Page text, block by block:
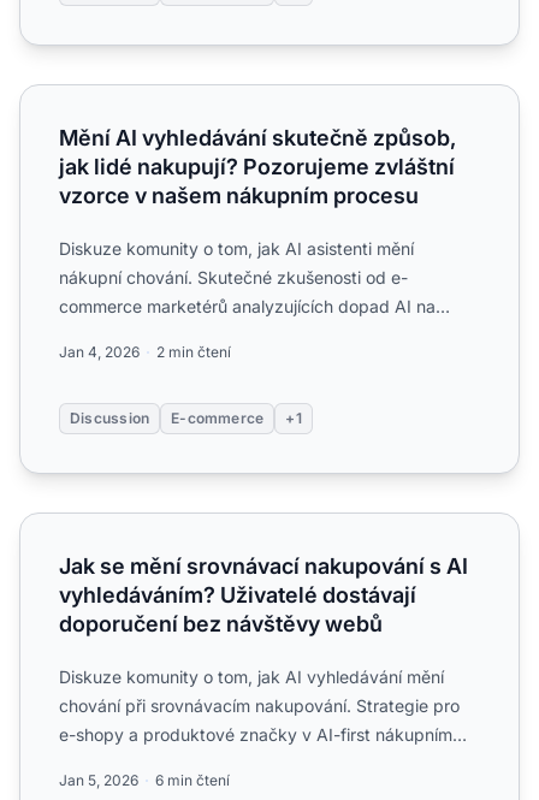
Mění AI vyhledávání skutečně způsob, jak lidé nakupují?
Mění AI vyhledávání skutečně způsob,
jak lidé nakupují? Pozorujeme zvláštní
vzorce v našem nákupním procesu
Diskuze komunity o tom, jak AI asistenti mění
nákupní chování. Skutečné zkušenosti od e-
commerce marketérů analyzujících dopad AI na
Jan 4, 2026 2 min čtení
Discussion E-commerce +1
Jak se mění srovnávací nakupování s AI vyhledáváním?
Jak se mění srovnávací nakupování s AI
vyhledáváním? Uživatelé dostávají
doporučení bez návštěvy webů
Diskuze komunity o tom, jak AI vyhledávání mění
chování při srovnávacím nakupování. Strategie pro
e-shopy a produktové značky v AI-first nákupním
Jan 5, 2026 6 min čtení